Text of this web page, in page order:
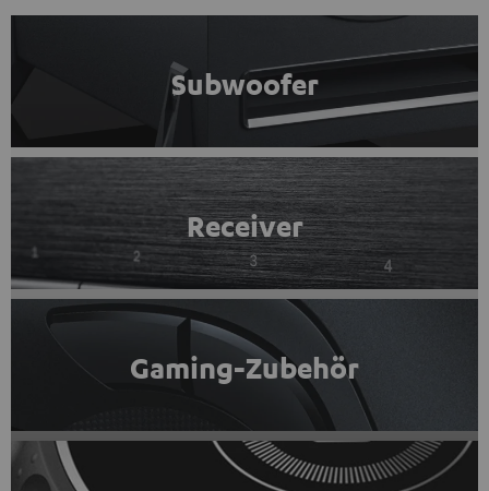
Subwoofer
Receiver
Gaming-Zubehör